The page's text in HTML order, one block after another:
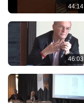
44:14
46:03